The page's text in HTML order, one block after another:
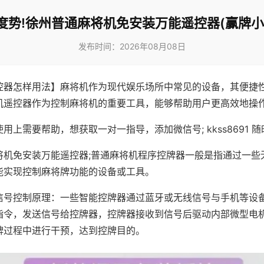
势!徐州普通麻将机免安装万能遥控器(赢牌
发布时间：2026年08月08日
器怎样用法】麻将机作为现代娱乐场所中常见的设备，其便捷
控器作为控制麻将机的重要工具，能够帮助用户更高效地操
用上需要帮助，想获取一对一指导，添加微信号; kkss8691 随
机免安装万能遥控器;普通麻将机程序控牌器一般是指通过一
现控制麻将牌功能的设备或工具。
号控制原理：一些智能控牌器通过蓝牙或无线信号与手机等设
，发送信号给控牌器，控牌器接收到信号后驱动内部微型电
程中进行干预，达到控牌目的。